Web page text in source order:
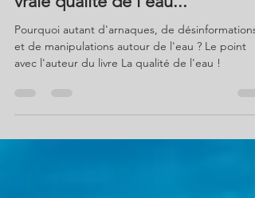
La désinformation de l’eau : de
la manipulation marketing à la
vraie qualité de l'eau...
et de manipulations autour de l'eau ? Le point